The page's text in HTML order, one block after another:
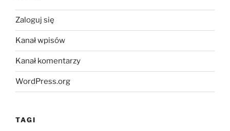
Zaloguj się
Kanał wpisów
Kanał komentarzy
WordPress.org
TAGI